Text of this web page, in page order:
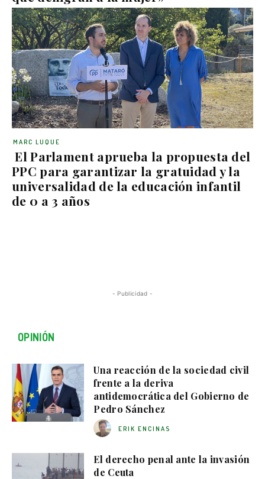
El Parlament aprueba la propuesta del
PPC para garantizar la gratuidad y la
universalidad de la educación infantil
de 0 a 3 años
MARC LUQUE
- Publicidad -
OPINIÓN
Una reacción de la sociedad civil
frente a la deriva
antidemocrática del Gobierno de
Pedro Sánchez
ERIK ENCINAS
El derecho penal ante la invasión
de Ceuta